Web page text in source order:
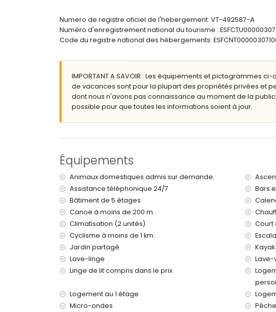
Piscine pour enfants
Jardin commun avec pelouse, gravier et arbres
Terrasse couverte
Espace de garage commun
Informations supplémentaires
Ville la plus proche : Jávea (à moins de 200 mètres de
Bord de rivière ou rivage le plus proche : Mediterráneo,
Plage la plus proche : La Grava, Puerto, Jávea (à moins de
Port le plus proche : Duanes del Mar, Jávea (à moins de 500
Deuxième aéroport le plus proche : Valence (> 100 kilomètres)
L'immeuble où se trouve l'hébergement dispose d'un
L'hébergement est très adapté pour les familles avec enfants
Équipements et services inclus dans le prix de location de
Fer et planche à repasser
Linge de lit et serviettes
Service de réception et service d'urgence 24 heures sur 24
Chauffage par air et climatisation
Équipements et services à supplément
Lit supplémentaire et lit/parc enfant (sur demande)
Divertissements et loisirs pour vos vacances à Jávea, Costa
Cinéma, bar et promenade (Paseo Marítimo) (à moins de 500
Discothèque (à moins de 5 kilomètres de la maison)
Numero de registre oficiel de l'hebergement: VT-492587-A
Numéro d'enregistrement national du tourisme :
Code du registre national des hébergements:
IMPORTANT A SAVOIR : Les équipements et pictogrammes
de vacances sont pour la plupart des propriétés privées et
dont nous n'avons pas connaissance au moment de la
possible pour que toutes les informations soient à jour.
Équipements
Animaux domestiques admis sur demande.
Assistance téléphonique 24/7
Bars
Bâtiment de 5 étages
Canoë à moins de 200 m.
Climatisation (2 unités)
Court
Cyclisme à moins de 1 km.
Jardin partagé
Lave-linge
Lave-
Linge de lit compris dans le prix
Logement au 1 étage
Micro-ondes